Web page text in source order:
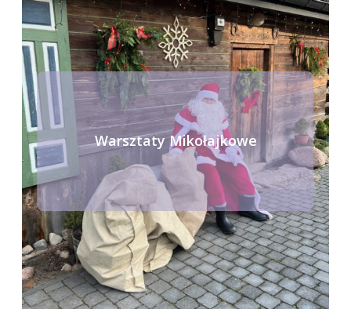
Warsztaty Mikołajkowe